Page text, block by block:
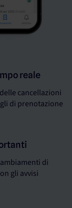
reale
cancellazioni
di prenotazione
di
gli avvisi